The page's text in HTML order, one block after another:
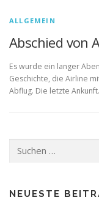
ALLGEMEIN
Abschied von
Es wurde ein langer
Geschichte, die Airline
Abflug. Die letzte
nach:
NEUESTE